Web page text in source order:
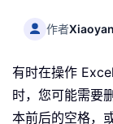
作者
有时在操作
时，您可能需要
本前后的空格，